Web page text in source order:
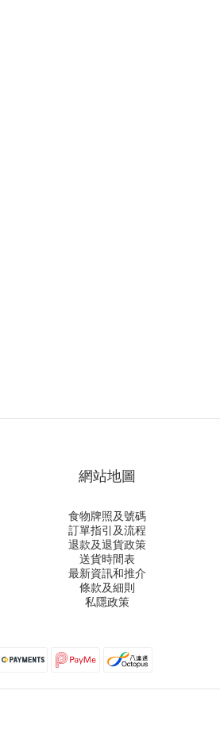
網站地圖
食物牌照及號碼
訂單指引及流程
退款及退貨政策
送貨時間表
最新資訊和推介
條款及細則
私隱政策